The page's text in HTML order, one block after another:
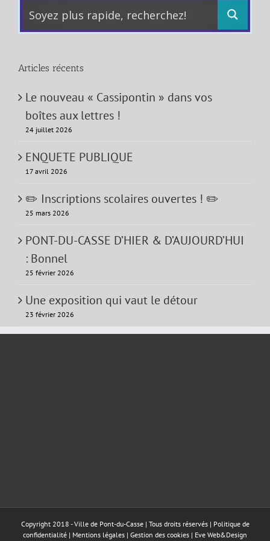
Articles récents
Le nouveau « Cassipontin » dans vos
boîtes aux lettres !
24 juillet 2026
ENQUETE PUBLIQUE
17 avril 2026
✏️ Inscriptions scolaires ouvertes ! ✏️
25 mars 2026
PONT-DU-CASSE D’HIER & D’AUJOURD’HUI
: Bonnel
25 février 2026
Une exposition qui vaut le détour
23 février 2026
Copyright 2018 - Ville de Pont-du-Casse | Tous droits réservés | Politique de
confidentialité | Mentions légales | Gestion des cookies | Eve Web&Design